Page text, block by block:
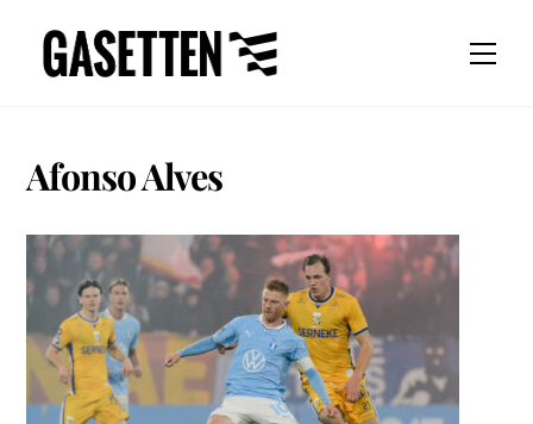
content
Afonso Alves